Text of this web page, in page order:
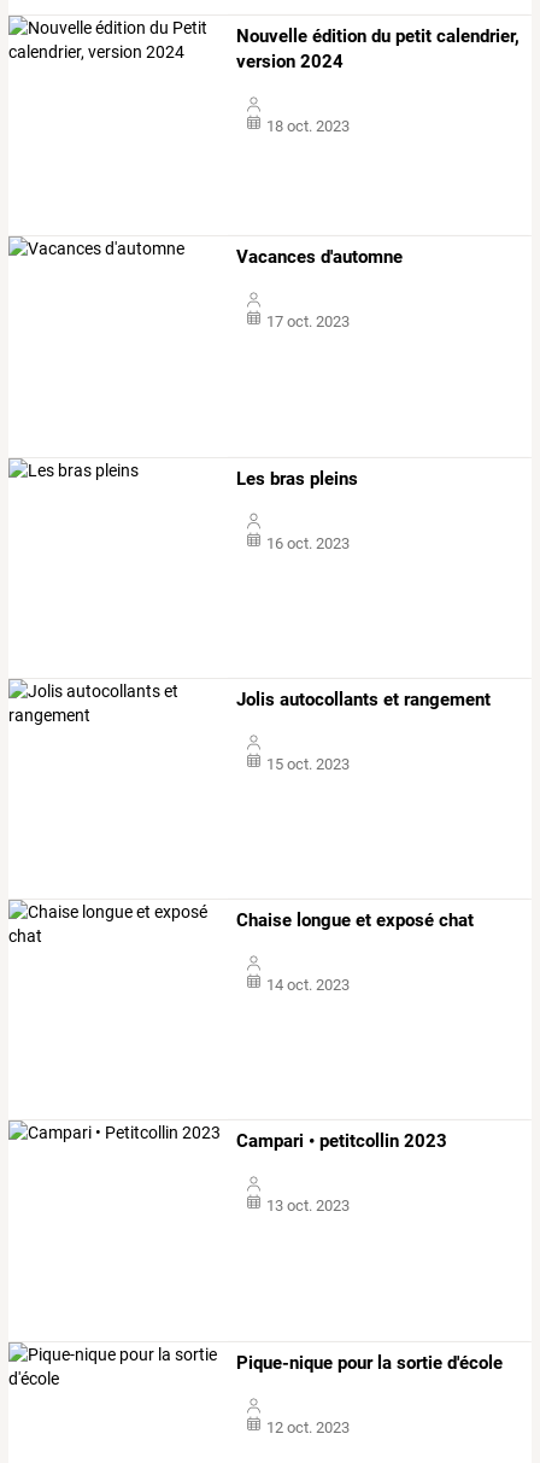
Nouvelle édition du petit calendrier,
version 2024
18 oct. 2023
Vacances d'automne
17 oct. 2023
Les bras pleins
16 oct. 2023
Jolis autocollants et rangement
15 oct. 2023
Chaise longue et exposé chat
14 oct. 2023
Campari • petitcollin 2023
13 oct. 2023
Pique-nique pour la sortie d'école
12 oct. 2023